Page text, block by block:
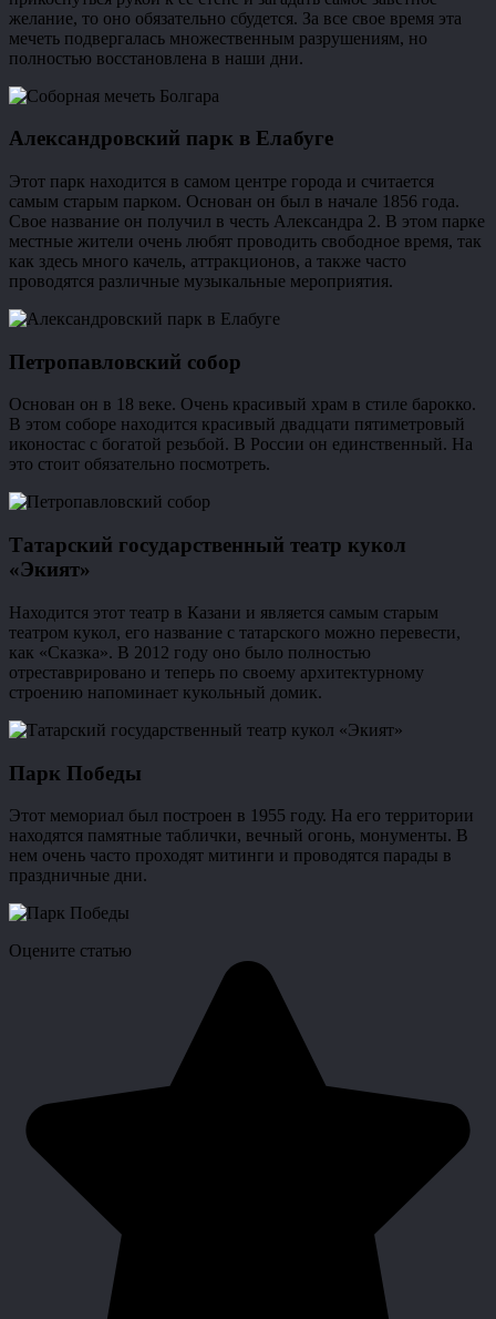
желание, то оно обязательно сбудется. За все свое время эта
мечеть подвергалась множественным разрушениям, но
полностью восстановлена в наши дни.
Александровский парк в Елабуге
Этот парк находится в самом центре города и считается
самым старым парком. Основан он был в начале 1856 года.
Свое название он получил в честь Александра 2. В этом парке
местные жители очень любят проводить свободное время, так
как здесь много качель, аттракционов, а также часто
проводятся различные музыкальные мероприятия.
Петропавловский собор
Основан он в 18 веке. Очень красивый храм в стиле барокко.
В этом соборе находится красивый двадцати пятиметровый
иконостас с богатой резьбой. В России он единственный. На
это стоит обязательно посмотреть.
Татарский государственный театр кукол
«Экият»
Находится этот театр в Казани и является самым старым
театром кукол, его название с татарского можно перевести,
как «Сказка». В 2012 году оно было полностью
отреставрировано и теперь по своему архитектурному
строению напоминает кукольный домик.
Парк Победы
Этот мемориал был построен в 1955 году. На его территории
находятся памятные таблички, вечный огонь, монументы. В
нем очень часто проходят митинги и проводятся парады в
праздничные дни.
Оцените статью